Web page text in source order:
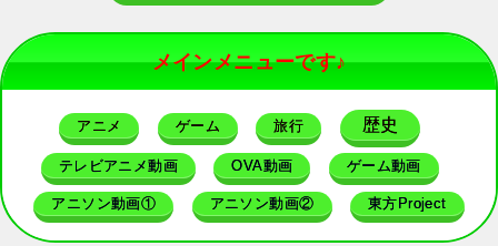
メインメニューです♪
アニメ ゲーム 旅行 歴史
テレビアニメ動画 OVA動画 ゲーム動画
アニソン動画① アニソン動画② 東方Project